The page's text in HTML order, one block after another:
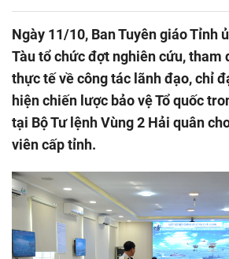
Ngày 11/10, Ban Tuyên giáo Tỉnh
Tàu tổ chức đợt nghiên cứu, tham
thực tế về công tác lãnh đạo, chỉ
hiện chiến lược bảo vệ Tổ quốc
tại Bộ Tư lệnh Vùng 2 Hải quân
viên cấp tỉnh.